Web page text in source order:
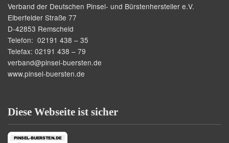
Verband der Deutschen Pinsel- und Bürstenhersteller e.V.
Elberfelder Straße 77
D-42853 Remscheid
Telefon: 02191 438 – 35
Telefax: 02191 438 – 79
verband@pinsel-buersten.de
www.pinsel-buersten.de
Diese Webseite ist sicher